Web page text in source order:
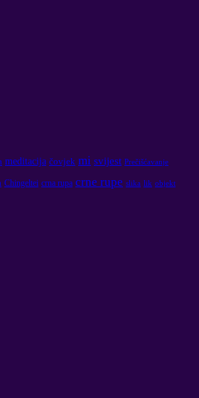
meditacija čovjek mi svijest Prečišćavanje
Chingeltei crna rupa crne rupe slika lik objekt